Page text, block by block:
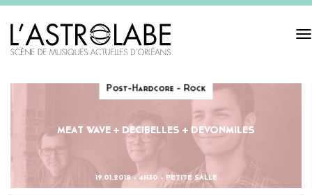
Post-Hardcore - Rock
MEAT WAVE + DECIBELLES + DEVONMILES
19.01.2018 - 4H30 - PETITE SALLE